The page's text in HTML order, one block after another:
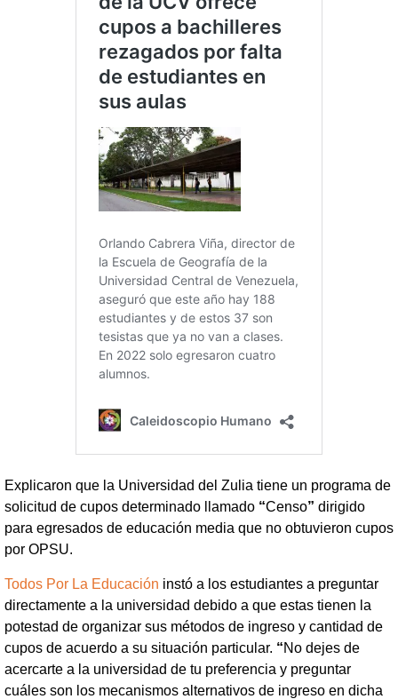
Explicaron que la Universidad del Zulia tiene un programa de
solicitud de cupos determinado llamado “Censo” dirigido
para egresados de educación media que no obtuvieron cupos
por OPSU.
Todos Por La Educación instó a los estudiantes a preguntar
directamente a la universidad debido a que estas tienen la
potestad de organizar sus métodos de ingreso y cantidad de
cupos de acuerdo a su situación particular. “No dejes de
acercarte a la universidad de tu preferencia y preguntar
cuáles son los mecanismos alternativos de ingreso en dicha